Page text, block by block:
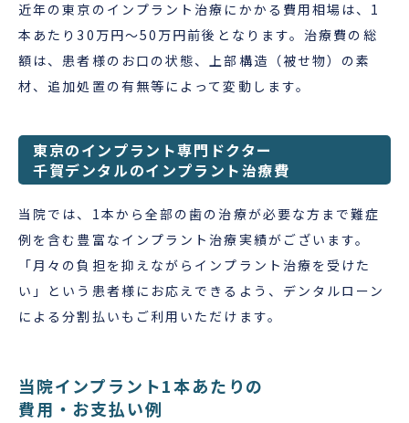
近年の東京のインプラント治療にかかる費用相場は、1
本あたり30万円～50万円前後となります。治療費の総
額は、患者様のお口の状態、上部構造（被せ物）の素
材、追加処置の有無等によって変動します。
東京のインプラント専門ドクター
千賀デンタルのインプラント治療費
当院では、1本から全部の歯の治療が必要な方まで難症
例を含む豊富なインプラント治療実績がございます。
「月々の負担を抑えながらインプラント治療を受けた
い」という患者様にお応えできるよう、デンタルローン
による分割払いもご利用いただけます。
当院インプラント1本あたりの
費用・お支払い例